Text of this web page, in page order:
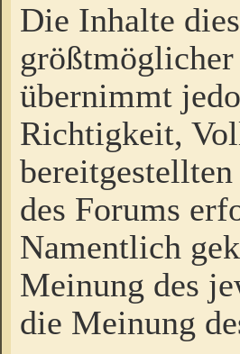
Die Inhalte
übernimmt
Richtigkeit,
des Forums
Namentlich
Meinung des
die Meinung